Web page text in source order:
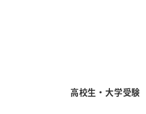
高校生・大学受験